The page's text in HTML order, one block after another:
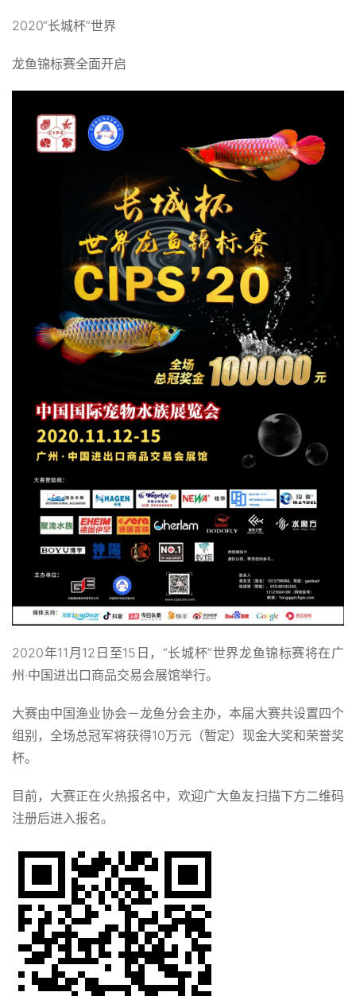
2020“长城杯”世界
龙鱼锦标赛全面开启
2020年11月12日至15日，“长城杯”世界龙鱼锦标赛将在广
州·中国进出口商品交易会展馆举行。
大赛由中国渔业协会－龙鱼分会主办，本届大赛共设置四个
组别，全场总冠军将获得10万元（暂定）现金大奖和荣誉奖
杯。
目前，大赛正在火热报名中，欢迎广大鱼友扫描下方二维码
注册后进入报名。